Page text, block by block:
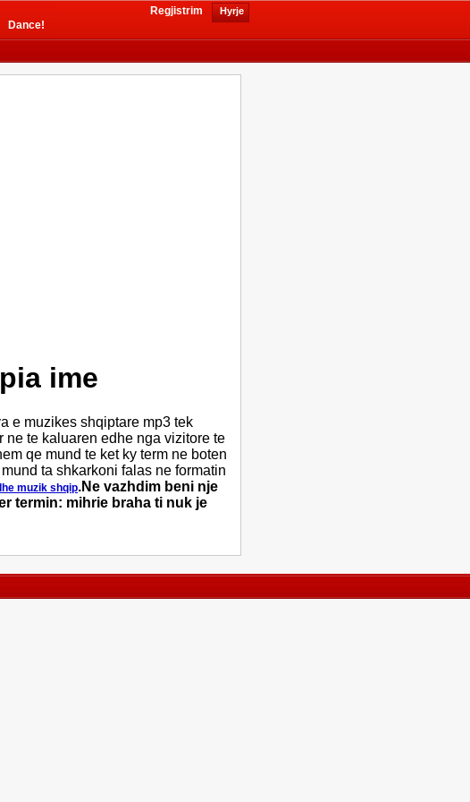
Dance!
Hyrje
Regjistrim
ime
e muzikes shqiptare mp3 tek
ne te kaluaren edhe nga vizitore te
qe mund te ket ky term ne boten
ta shkarkoni falas ne formatin
muzik shqip.Ne vazhdim beni nje
termin: mihrie braha ti nuk je